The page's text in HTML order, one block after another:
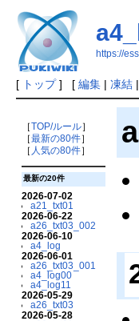
https://
[ トップ] [ 編集| 凍結|
［TOP/ルール］
［最新の80件］
［ 人気の80件］
最新の20件
2026-07-02
a21_txt01
2026-06-22
a26_txt03_002
2026-06-10
a4_log
2026-06-01
a26_txt03_001
a4_log00
a4_log11
2026-05-29
a26_txt03
2026-05-28